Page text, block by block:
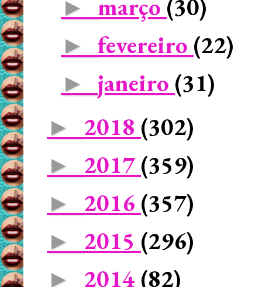
► março (30)
► fevereiro (22)
► janeiro (31)
► 2018 (302)
► 2017 (359)
► 2016 (357)
► 2015 (296)
► 2014 (82)